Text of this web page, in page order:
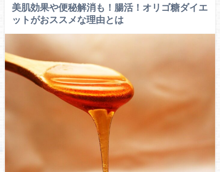
美肌効果や便秘解消も！腸活！オリゴ糖ダイエ
ットがおススメな理由とは